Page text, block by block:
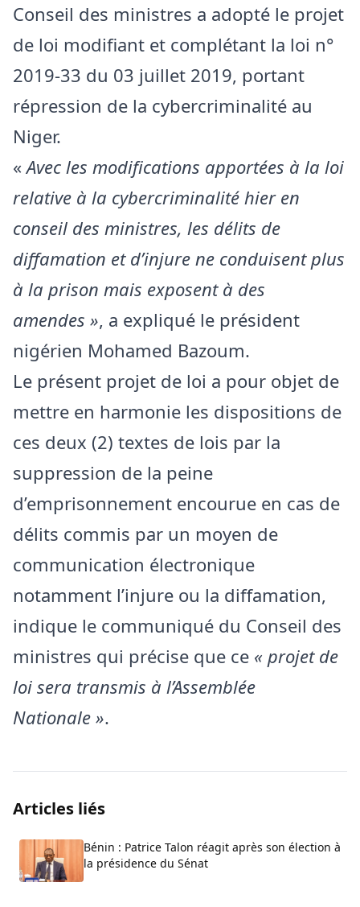
Conseil des ministres a adopté le projet
de loi modifiant et complétant la loi n°
2019-33 du 03 juillet 2019, portant
répression de la cybercriminalité au
Niger.
«Avec les modifications apportées à la loi
relative à la cybercriminalité hier en
conseil des ministres, les délits de
diffamation et d’injure ne conduisent plus
à la prison mais exposent à des
amendes », a expliqué le président
nigérien Mohamed Bazoum.
Le présent projet de loi a pour objet de
mettre en harmonie les dispositions de
ces deux (2) textes de lois par la
suppression de la peine
d’emprisonnement encourue en cas de
délits commis par un moyen de
communication électronique
notamment l’injure ou la diffamation,
indique le communiqué du Conseil des
ministres qui précise que ce « projet de
loi sera transmis à l’Assemblée
Nationale ».
Articles liés
Bénin : Patrice Talon réagit après son élection à
la présidence du Sénat